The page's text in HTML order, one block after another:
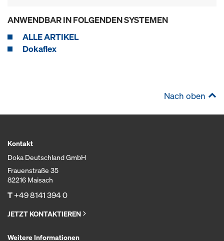
ANWENDBAR IN FOLGENDEN SYSTEMEN
ALLE ARTIKEL
Dokaflex
Nach oben
Kontakt
Doka Deutschland GmbH
Frauenstraße 35
82216 Maisach
T+49 8141 394 0
JETZT KONTAKTIEREN
Weitere Informationen